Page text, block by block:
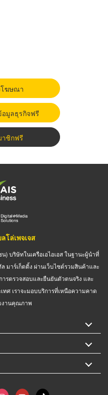
ฆษณา
มูลธุรกิจฟรี
ชิกฟรี
โล่เพจเจส
) บริษัทในเครือเอไอเอส ในฐานะผู้นำที่
าร์เก็ตติ้ง ผ่านเว็บไซต์รวมสินค้าและ
ารตรวจสอบและยืนยันตัวตนจริง และ
ศ เราจะมอบบริการที่เหนือความคาด
งานคุณภาพ